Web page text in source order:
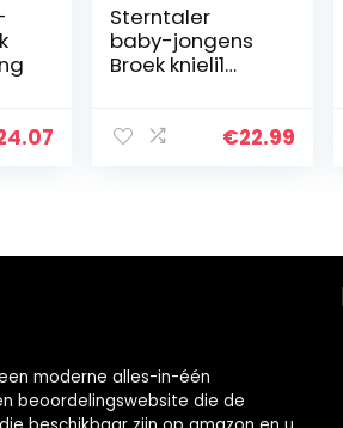
Sterntaler
baby-jongens
Broek knieli1
€22.99
moderne alles-in-één
beoordelingswebsite die de